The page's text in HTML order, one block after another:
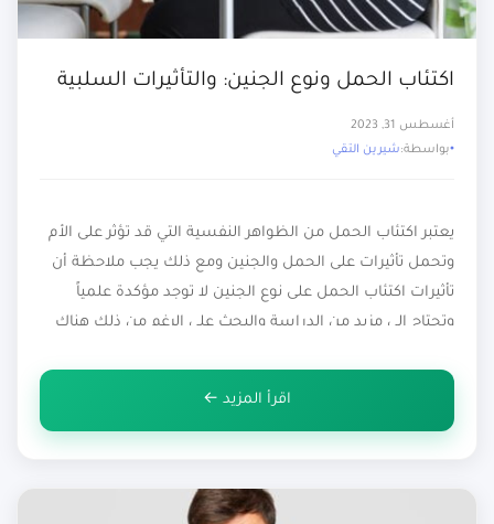
اكتئاب الحمل ونوع الجنين: والتأثيرات السلبية
أغسطس 31, 2023
بواسطة:شيرين التقي
يعتبر اكتئاب الحمل من الظواهر النفسية التي قد تؤثر على الأم
وتحمل تأثيرات على الحمل والجنين ومع ذلك يجب ملاحظة أن
تأثيرات اكتئاب الحمل على نوع الجنين لا توجد مؤكدة علمياً
وتحتاج إلى مزيد من الدراسة والبحث على الرغم من ذلك هناك
النفسي للأم قد يكون لها […]
اقرأ المزيد ←